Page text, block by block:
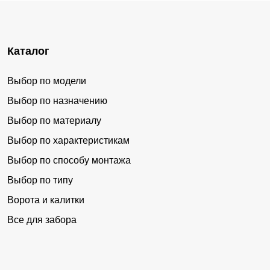
Каталог
Выбор по модели
Выбор по назначению
Выбор по материалу
Выбор по характеристикам
Выбор по способу монтажа
Выбор по типу
Ворота и калитки
Все для забора